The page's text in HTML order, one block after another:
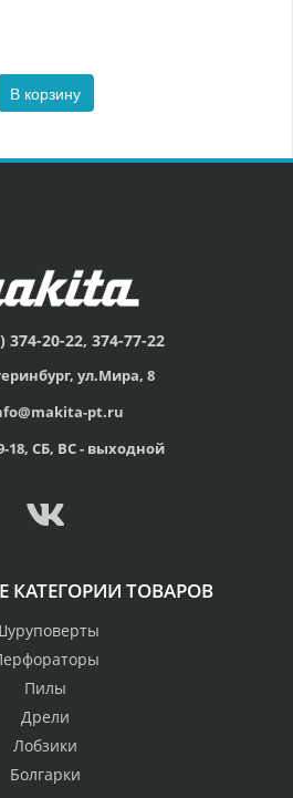
В корзину
374-20-22, 374-77-22
ул.Мира, 8
pt.ru
18, СБ, ВС - выходной
КАТЕГОРИИ ТОВАРОВ
Пилы
Дрели
Лобзики
Болгарки